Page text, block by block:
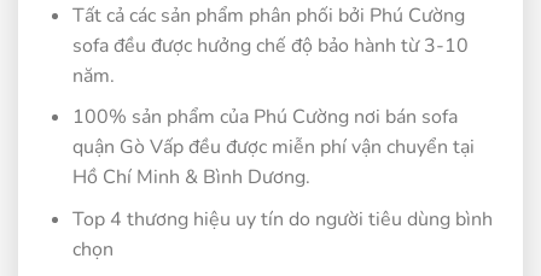
Tất cả các sản phẩm phân phối bởi Phú Cường
sofa đều được hưởng chế độ bảo hành từ 3-10
năm.
100% sản phẩm của Phú Cường nơi bán sofa
quận Gò Vấp đều được miễn phí vận chuyển tại
Hồ Chí Minh & Bình Dương.
Top 4 thương hiệu uy tín do người tiêu dùng bình
chọn